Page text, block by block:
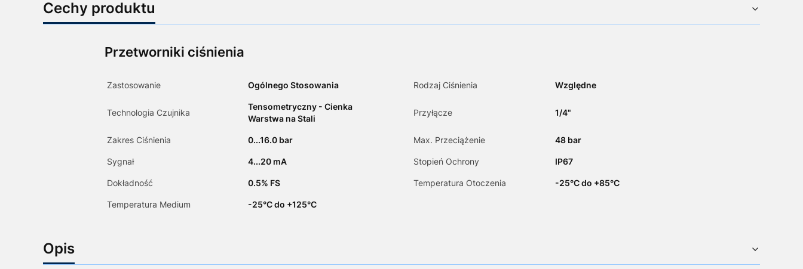
Cechy produktu
Przetworniki ciśnienia
Zastosowanie Ogólnego Stosowania Rodzaj Ciśnienia Względne
Technologia Czujnika
Tensometryczny - Cienka
Warstwa na Stali
Przyłącze 1/4"
Zakres Ciśnienia 0...16.0 bar Max. Przeciążenie 48 bar
Sygnał 4...20 mA Stopień Ochrony IP67
Dokładność 0.5% FS Temperatura Otoczenia -25°C do +85°C
Temperatura Medium -25°C do +125°C
Opis